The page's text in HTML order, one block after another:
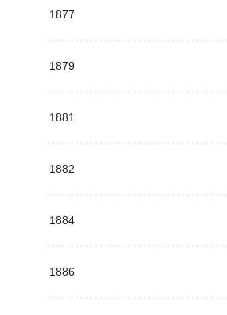
1877
1879
1881
1882
1884
1886